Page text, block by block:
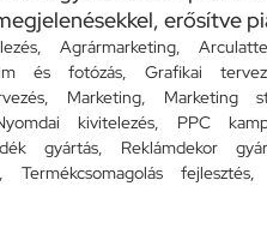
erősítve
, Agrármarketing,
és fotózás, Grafikai
, Marketing, Marketing
kivitelezés, PPC
gyártás, Reklámdekor
, Termékcsomagolás fejlesztés,